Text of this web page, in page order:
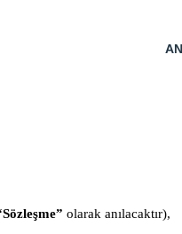
olarak anılacaktır),